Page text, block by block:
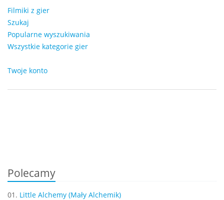
Filmiki z gier
Szukaj
Popularne wyszukiwania
Wszystkie kategorie gier
Twoje konto
Polecamy
01. Little Alchemy (Mały Alchemik)